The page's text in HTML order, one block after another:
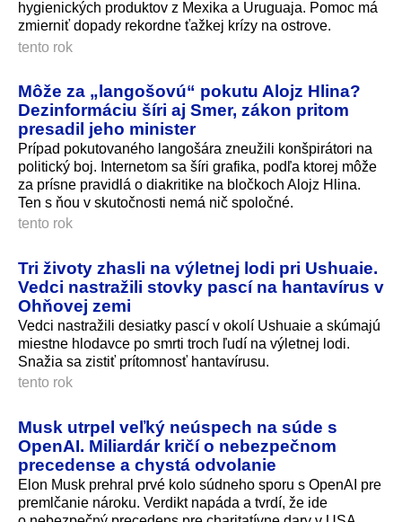
hygienických produktov z Mexika a Uruguaja. Pomoc má
zmierniť dopady rekordne ťažkej krízy na ostrove.
tento rok
Môže za „langošovú“ pokutu Alojz Hlina?
Dezinformáciu šíri aj Smer, zákon pritom
presadil jeho minister
Prípad pokutovaného langošára zneužili konšpirátori na
politický boj. Internetom sa šíri grafika, podľa ktorej môže
za prísne pravidlá o diakritike na bločkoch Alojz Hlina.
Ten s ňou v skutočnosti nemá nič spoločné.
tento rok
Tri životy zhasli na výletnej lodi pri Ushuaie.
Vedci nastražili stovky pascí na hantavírus v
Ohňovej zemi
Vedci nastražili desiatky pascí v okolí Ushuaie a skúmajú
miestne hlodavce po smrti troch ľudí na výletnej lodi.
Snažia sa zistiť prítomnosť hantavírusu.
tento rok
Musk utrpel veľký neúspech na súde s
OpenAI. Miliardár kričí o nebezpečnom
precedense a chystá odvolanie
Elon Musk prehral prvé kolo súdneho sporu s OpenAI pre
premlčanie nároku. Verdikt napáda a tvrdí, že ide